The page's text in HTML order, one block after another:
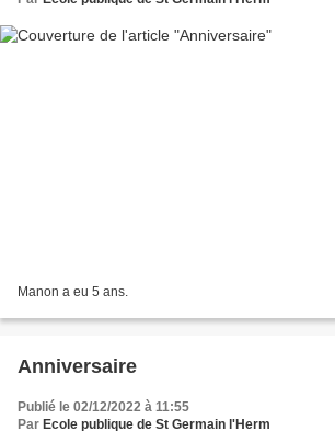
Manon a eu 5 ans.
Anniversaire
Publié le 02/12/2022 à 11:55
Par Ecole publique de St Germain l'Herm